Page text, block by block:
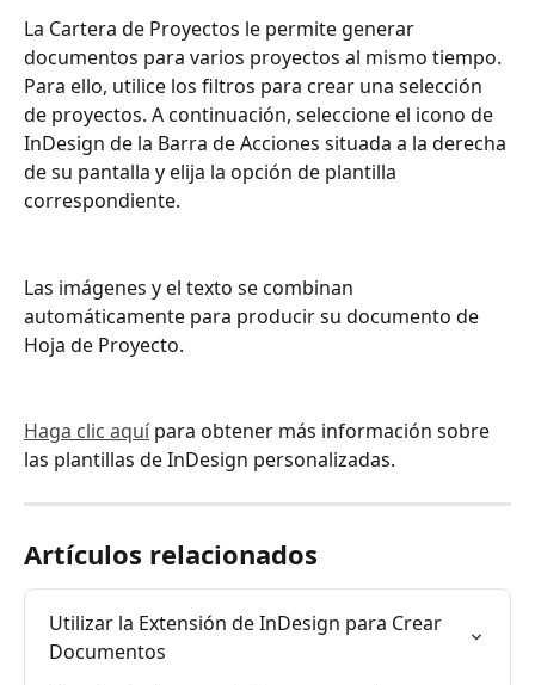
La Cartera de Proyectos le permite generar
documentos para varios proyectos al mismo tiempo.
Para ello, utilice los filtros para crear una selección
de proyectos. A continuación, seleccione el icono de
InDesign de la Barra de Acciones situada a la derecha
de su pantalla y elija la opción de plantilla
correspondiente.
Las imágenes y el texto se combinan
automáticamente para producir su documento de
Hoja de Proyecto.
Haga clic aquí para obtener más información sobre
las plantillas de InDesign personalizadas.
Artículos relacionados
Utilizar la Extensión de InDesign para Crear
Documentos